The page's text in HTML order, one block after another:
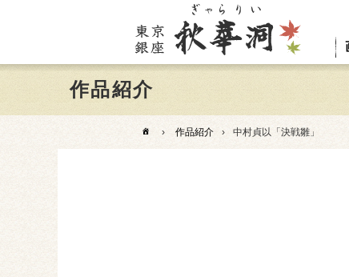
作品紹介
› 作品紹介 › 中村貞以「決戦雛」